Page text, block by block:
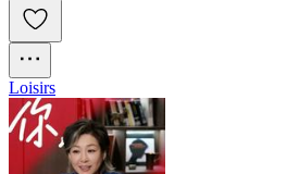
Loisirs